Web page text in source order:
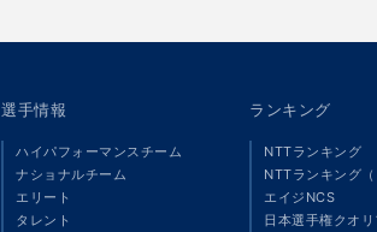
選手情報
ハイパフォーマンスチーム
ナショナルチーム
エリート
タレント
ランキング
NTTランキング
NTTランキング
エイジNCS
日本選手権クオ